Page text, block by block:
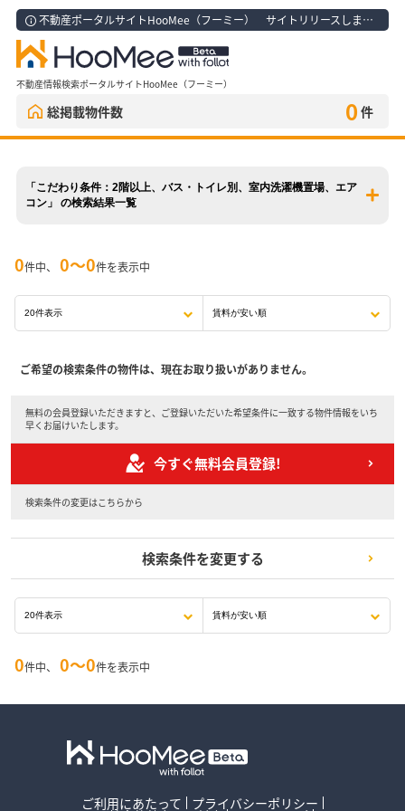
不動産ポータルサイトHooMee（フーミー） サイトリリースしました！
不動産情報検索ポータルサイトHooMee（フーミー）
総掲載物件数 0 件
「こだわり条件：2階以上、バス・トイレ別、室内洗濯機置場、エア
コン」 の検索結果一覧
0件中、 0〜0件を表示中
ご希望の検索条件の物件は、現在お取り扱いがありません。
無料の会員登録いただきますと、ご登録いただいた希望条件に一致する物件情報をいち
早くお届けいたします。
今すぐ無料会員登録!
検索条件の変更はこちらから
検索条件を変更する
0件中、 0〜0件を表示中
ご利用にあたって プライバシーポリシー